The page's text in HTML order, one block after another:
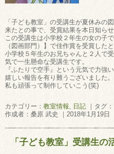
「子ども教室」の受講生が夏休みの
来たとの事で、受賞結果を本日知ら
この受講生は小学校２年生の女の子
（図画部門）】で佳作賞を受賞した
小学校５年生のお兄ちゃんと２人で
気で一生懸命な受講生です。
『ふたりで空手』という元気で力強
嬉しい報告を有り難うございました
私も頑張って制作していこう(笑)
カテゴリー： 教室情報 日記 ｜タグ：
作成者：桑原 武史 ｜2018年1月19日
「子ども教室」受講生の